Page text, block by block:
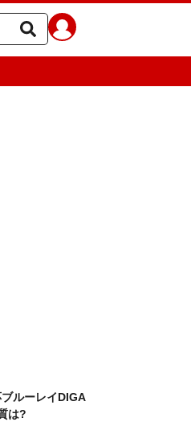
ルーレイDIGA
は?